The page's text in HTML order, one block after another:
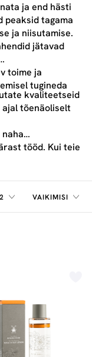
ja end hästi
peaksid tagama
ja niisutamise.
jätavad
toime ja
tugineda
kvaliteetseid
tõenäoliselt
tööd. Kui teie
ärritunuks ja
VAIKIMISI